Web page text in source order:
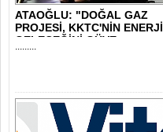
ATAOĞLU: "DOĞAL GAZ
PROJESİ, KKTC'NİN ENERJİ
GELECEĞİNİ GÜVE..
.........